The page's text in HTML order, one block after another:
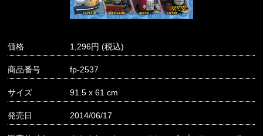
価格 1,296
商品番号 fp-2537
サイズ 91.5 x 61 cm
発売日 2014/06/17